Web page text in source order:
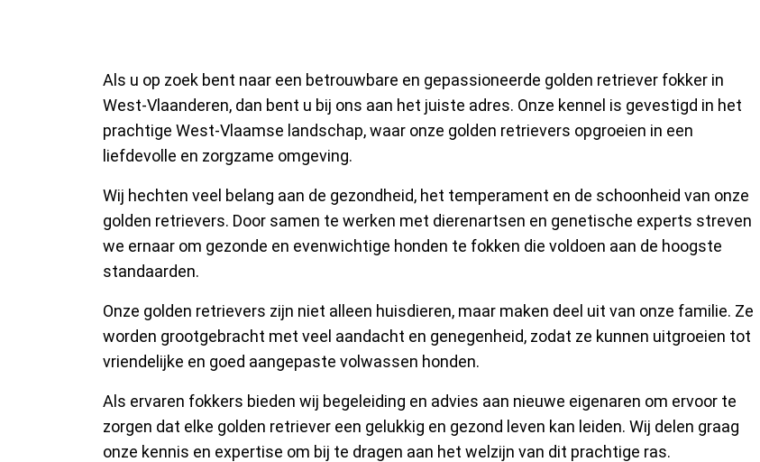
Als u op zoek bent naar een betrouwbare en gepassioneerde golden retriever fokker in
West-Vlaanderen, dan bent u bij ons aan het juiste adres. Onze kennel is gevestigd in het
prachtige West-Vlaamse landschap, waar onze golden retrievers opgroeien in een
liefdevolle en zorgzame omgeving.
Wij hechten veel belang aan de gezondheid, het temperament en de schoonheid van onze
golden retrievers. Door samen te werken met dierenartsen en genetische experts streven
we ernaar om gezonde en evenwichtige honden te fokken die voldoen aan de hoogste
standaarden.
Onze golden retrievers zijn niet alleen huisdieren, maar maken deel uit van onze familie. Ze
worden grootgebracht met veel aandacht en genegenheid, zodat ze kunnen uitgroeien tot
vriendelijke en goed aangepaste volwassen honden.
Als ervaren fokkers bieden wij begeleiding en advies aan nieuwe eigenaren om ervoor te
zorgen dat elke golden retriever een gelukkig en gezond leven kan leiden. Wij delen graag
onze kennis en expertise om bij te dragen aan het welzijn van dit prachtige ras.